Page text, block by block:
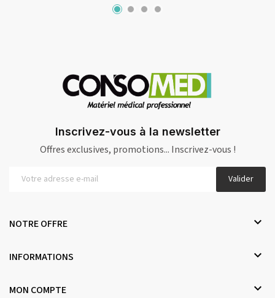
Inscrivez-vous à la newsletter
Offres exclusives, promotions... Inscrivez-vous !
Valider
NOTRE OFFRE 
INFORMATIONS 
MON COMPTE 